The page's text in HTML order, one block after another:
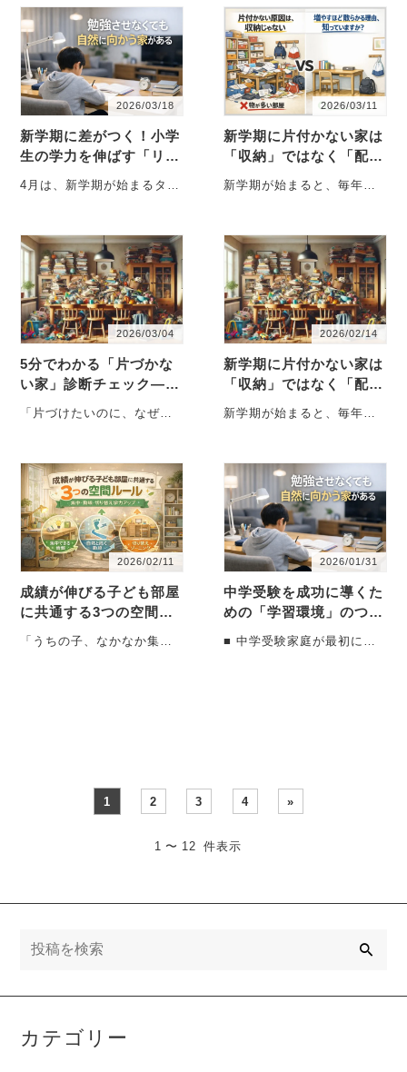
したいと思ったと・・・
い」「広く見・・・
2026/03/18
新学期に差がつく！小学
生の学力を伸ばす「リビ
ング学習」のつくり方
4月は、新学期が始まるタイ
たい」と相談を受け・・・
2026/03/11
新学期に片付かない家は
「収納」ではなく「配
置」が間違っている――
春に必ず増える“学用品
新学期が始まると、毎年決
のに、全然片付かな・・・
2026/03/04
5分でわかる「片づかな
い家」診断チェック――
あなたの家は収納迷子？
「片づけたいのに、なぜか
のに、部屋はスッキ・・・
2026/02/14
新学期に片付かない家は
「収納」ではなく「配
置」が間違っている――
春に必ず増える“学用品
新学期が始まると、毎年決
のに、全然片付かな・・・
2026/02/11
成績が伸びる子ども部屋
に共通する3つの空間ル
ール― 学力は「才能」
ではなく「環境」でつく
「うちの子、なかなか集中
2026/01/31
中学受験を成功に導くた
めの「学習環境」のつく
り方― 勉強させなくて
も、自然に向かう家 ―
■ 中学受験家庭が最初につ
1 2 3 4 »
1 〜 12 件表示
カテゴリー